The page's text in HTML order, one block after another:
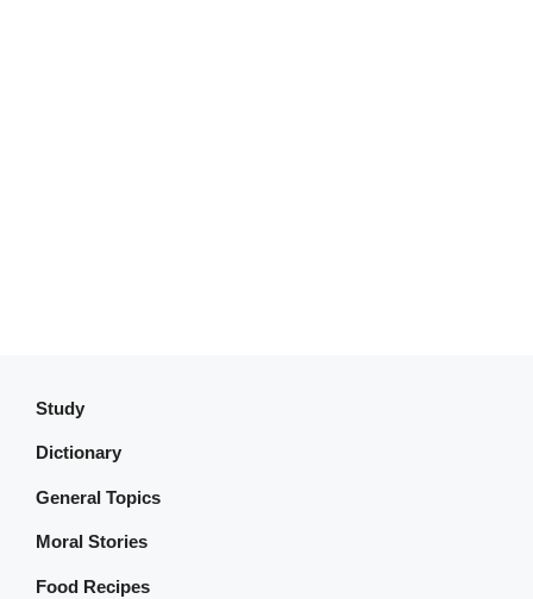
Study
Dictionary
General Topics
Moral Stories
Food Recipes